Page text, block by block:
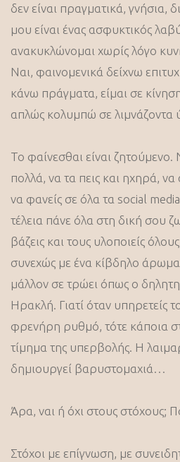
δεν είναι πραγματικά, γνήσια,
μου είναι ένας ασφυκτικός
ανακυκλώνομαι χωρίς λόγο
Ναι, φαινομενικά δείχνω
κάνω πράγματα, είμαι σε
απλώς κολυμπώ σε λιμνάζοντα
Το φαίνεσθαι είναι ζητούμενο.
πολλά, να τα πεις και ηχηρά,
να φανείς σε όλα τα social
τέλεια πάνε όλα στη δική σου
βάζεις και τους υλοποιείς
συνεχώς με ένα κίβδηλο άρωμα
μάλλον σε τρώει όπως ο
Ηρακλή. Γιατί όταν υπηρετείς
φρενήρη ρυθμό, τότε κάποια
τίμημα της υπερβολής. Η
δημιουργεί βαρυστομαχιά…
Άρα, ναι ή όχι στους στόχους;
Στόχοι με επίγνωση, με